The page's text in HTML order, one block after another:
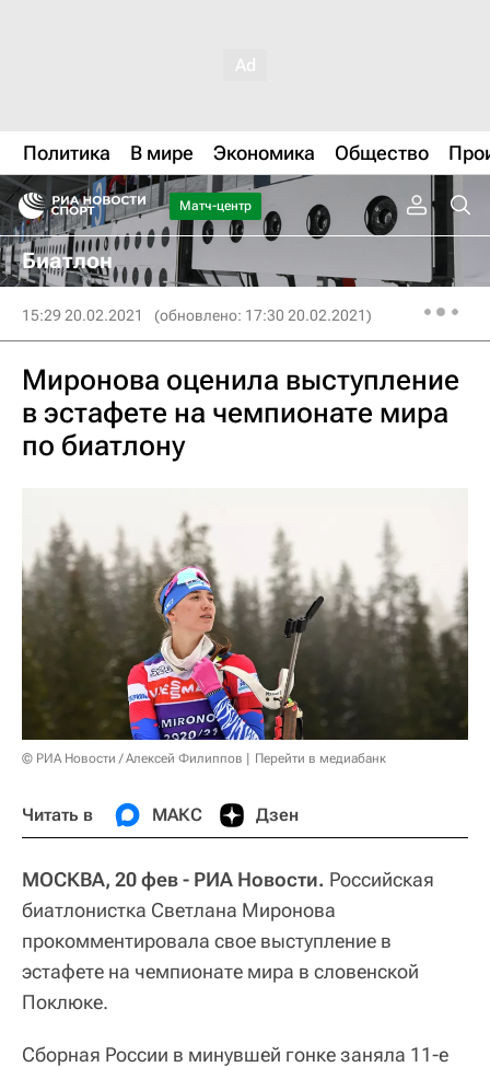
Политика В мире Экономика Общество
Матч-центр
Биатлон
15:29 20.02.2021 (обновлено: 17:30 20.02.2021)
Миронова оценила выступление
в эстафете на чемпионате мира
по биатлону
© РИА Новости / Алексей Филиппов Перейти в медиабанк
Читать в МАКС Дзен
МОСКВА, 20 фев - РИА Новости. Российская
биатлонистка Светлана Миронова
прокомментировала свое выступление в
эстафете на чемпионате мира в словенской
Поклюке.
Сборная России в минувшей гонке заняла 11-е